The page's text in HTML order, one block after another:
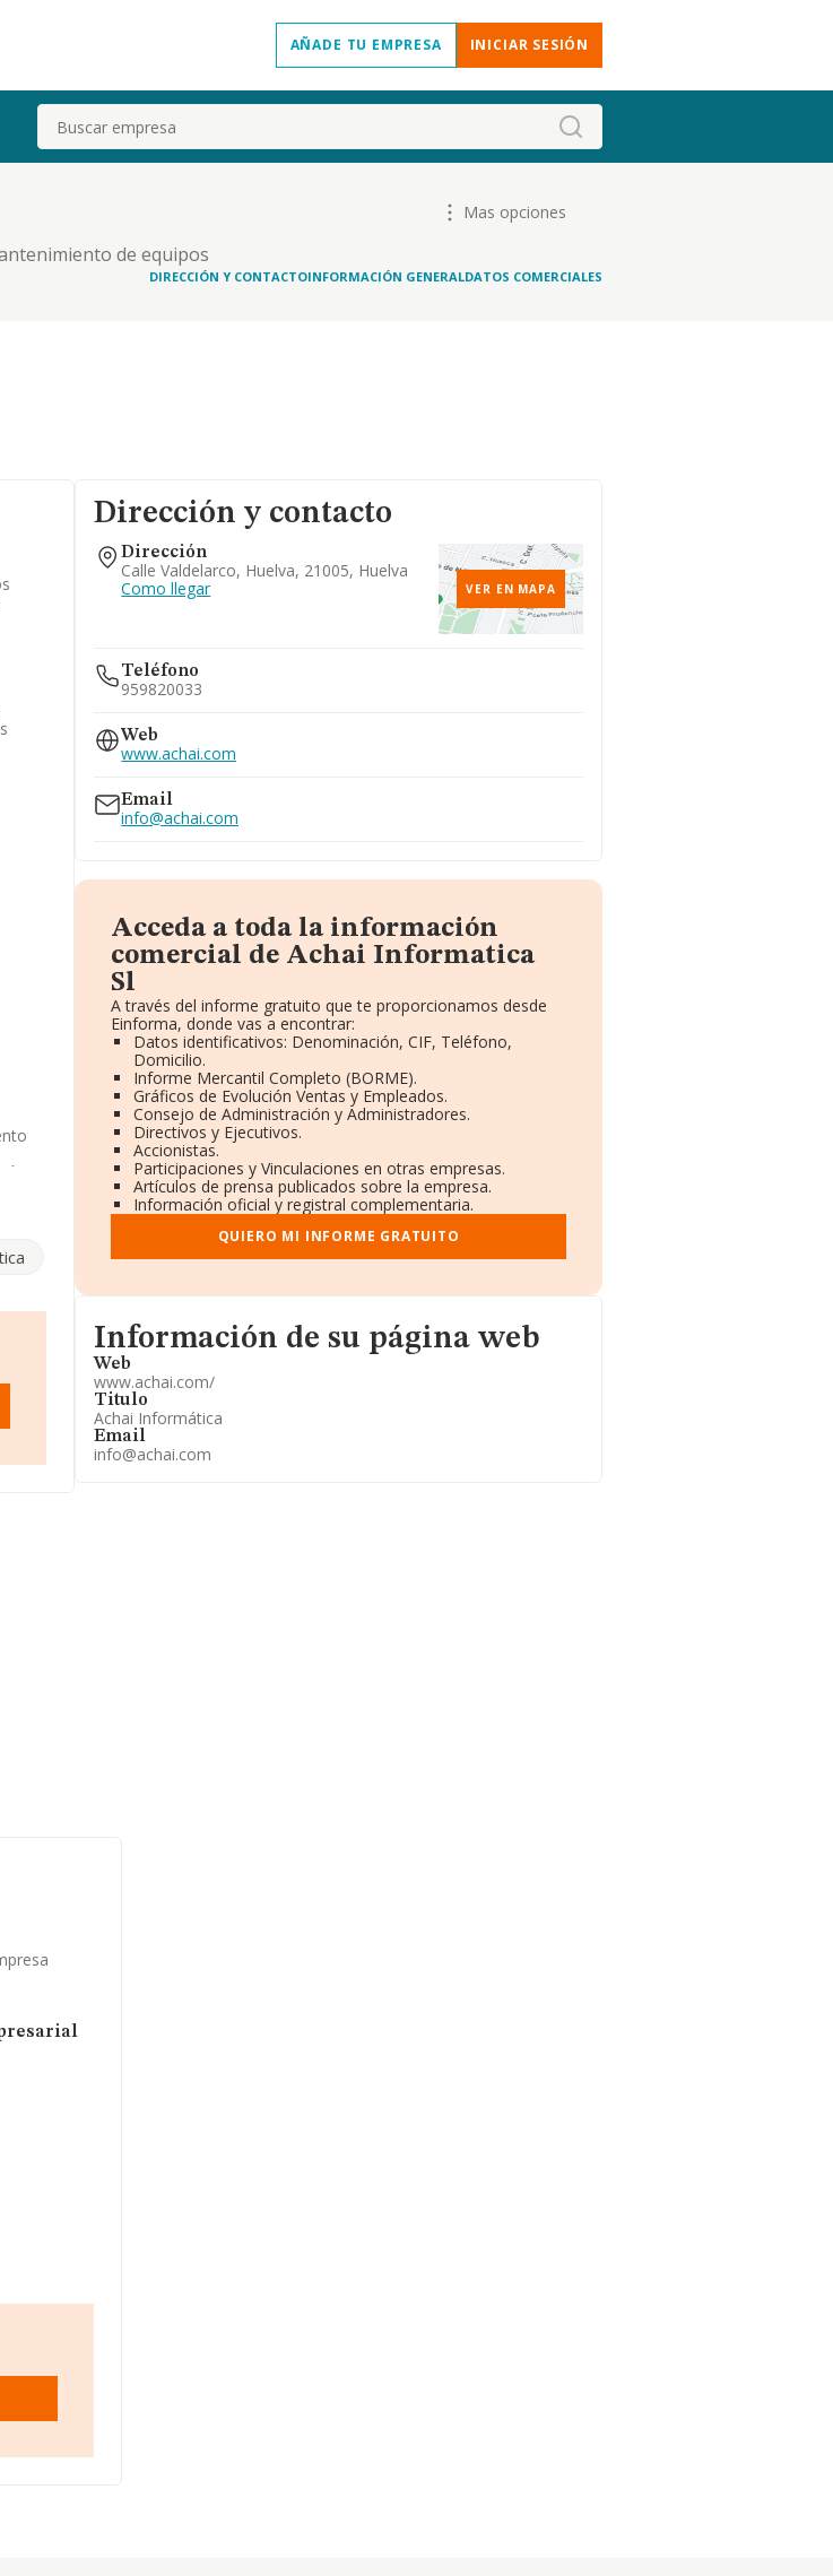
AÑADE TU EMPRESA INICIAR SESIÓN
Buscar
de equipos
Mas opciones
DIRECCIÓN Y CONTACTOINFORMACIÓN GENERALDATOS COMERCIALES
Dirección y contacto
Dirección
Calle Valdelarco, Huelva, 21005, Huelva
Como llegar
VER EN MAPA
Teléfono
959820033
Web
www.achai.com
Email
info@achai.com
Acceda a toda la información
comercial de Achai Informatica
Sl
A través del informe gratuito que te proporcionamos desde
Einforma, donde vas a encontrar:
Datos identificativos: Denominación, CIF, Teléfono,
Domicilio.
Informe Mercantil Completo (BORME).
Gráficos de Evolución Ventas y Empleados.
Consejo de Administración y Administradores.
Directivos y Ejecutivos.
Accionistas.
Participaciones y Vinculaciones en otras empresas.
Artículos de prensa publicados sobre la empresa.
Información oficial y registral complementaria.
QUIERO MI INFORME GRATUITO
Informacion de su página web
Información de su página web
Web
www.achai.com/
Titulo
Achai Informática
Email
info@achai.com